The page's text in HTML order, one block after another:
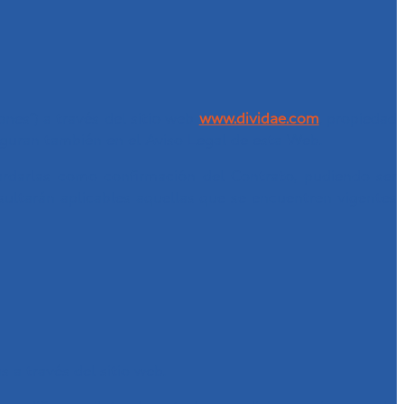
www.dividae.com
aplicables aquellas que se encuentren vigentes